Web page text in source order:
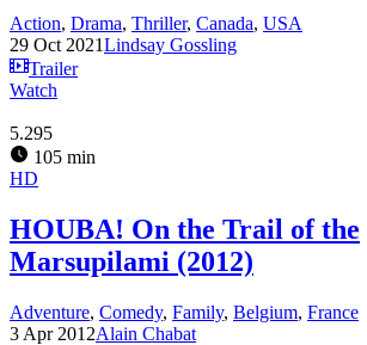
Action, Drama, Thriller, Canada, USA
29 Oct 2021Lindsay Gossling
Trailer
Watch
5.295
105 min
HD
HOUBA! On the Trail of the
Marsupilami (2012)
Adventure, Comedy, Family, Belgium, France
3 Apr 2012Alain Chabat